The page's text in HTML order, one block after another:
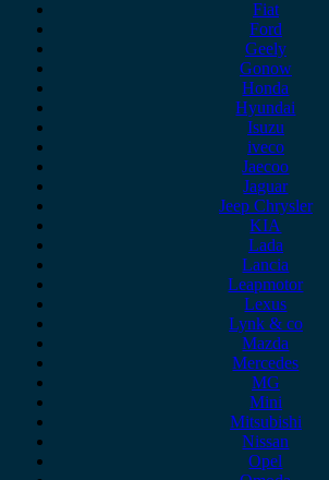
Fiat
Ford
Geely
Gonow
Honda
Hyundai
Isuzu
iveco
Jaecoo
Jaguar
Jeep Chrysler
KIA
Lada
Lancia
Leapmotor
Lexus
Lynk & co
Mazda
Mercedes
MG
Mini
Mitsubishi
Nissan
Opel